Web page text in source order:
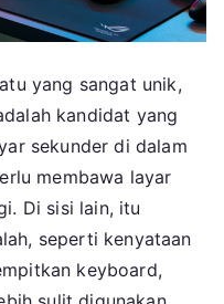
yang sangat unik,
kandidat yang
sekunder di dalam
membawa layar
Di sisi lain, itu
seperti kenyataan
keyboard,